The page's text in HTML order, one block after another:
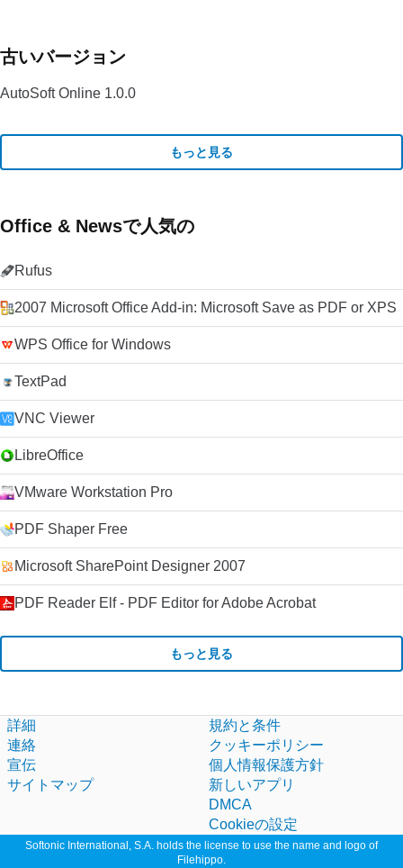
古いバージョン
AutoSoft Online 1.0.0
もっと見る
Office & Newsで人気の
Rufus
2007 Microsoft Office Add-in: Microsoft Save as PDF or XPS
WPS Office for Windows
TextPad
VNC Viewer
LibreOffice
VMware Workstation Pro
PDF Shaper Free
Microsoft SharePoint Designer 2007
PDF Reader Elf - PDF Editor for Adobe Acrobat
もっと見る
詳細
連絡
宣伝
サイトマップ
規約と条件
クッキーポリシー
個人情報保護方針
新しいアプリ
DMCA
Cookieの設定
Softonic International, S.A. holds the license to use the name and logo of
Filehippo.